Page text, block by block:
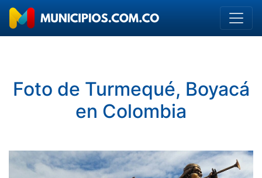
Foto de Turmequé, Boyacá
en Colombia